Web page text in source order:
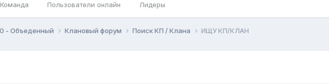
Пользователи онлайн Лидеры
- Объеденный Клановый форум Поиск КП / Клана ИЩУ КП/КЛАН